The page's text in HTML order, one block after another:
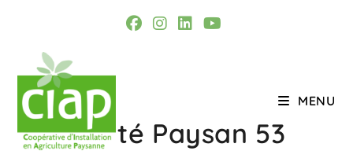
MENU
Solidarité Paysan 53